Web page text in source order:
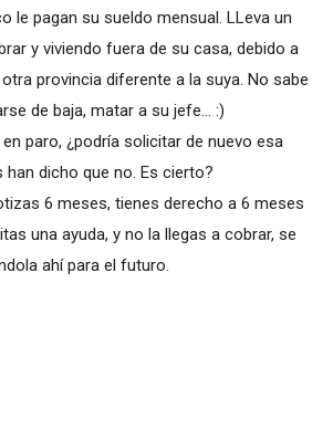
le pagan su sueldo mensual. LLeva un
y viviendo fuera de su casa, debido a
provincia diferente a la suya. No sabe
de baja, matar a su jefe... :)
paro, ¿podría solicitar de nuevo esa
han dicho que no. Es cierto?
6 meses, tienes derecho a 6 meses
una ayuda, y no la llegas a cobrar, se
ahí para el futuro.